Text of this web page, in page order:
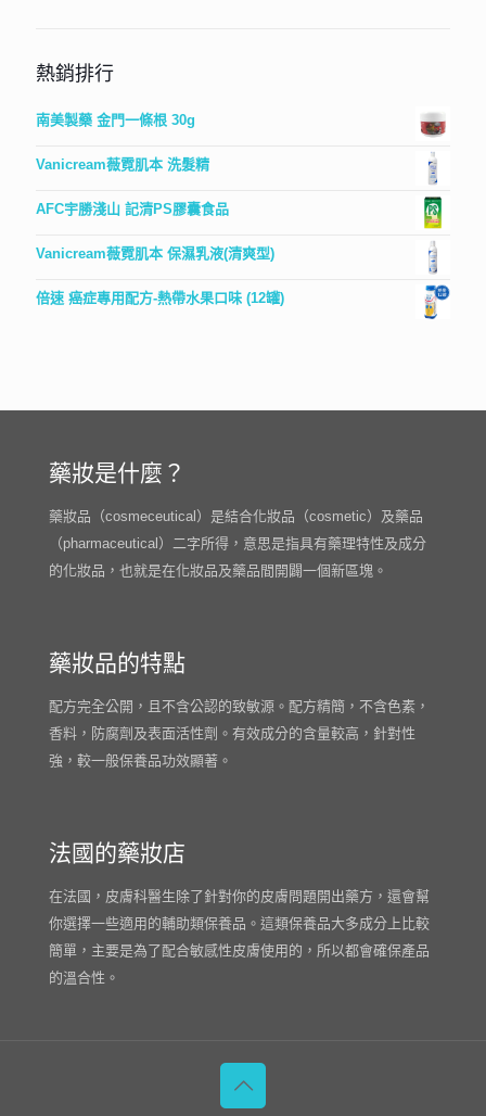
熱銷排行
南美製藥 金門一條根 30g
Vanicream薇霓肌本 洗髮精
AFC宇勝淺山 記清PS膠囊食品
Vanicream薇霓肌本 保濕乳液(清爽型)
倍速 癌症專用配方-熱帶水果口味 (12罐)
藥妝是什麼？
藥妝品（cosmeceutical）是結合化妝品（cosmetic）及藥品
（pharmaceutical）二字所得，意思是指具有藥理特性及成分
的化妝品，也就是在化妝品及藥品間開闢一個新區塊。
藥妝品的特點
配方完全公開，且不含公認的致敏源。配方精簡，不含色素，
香料，防腐劑及表面活性劑。有效成分的含量較高，針對性
強，較一般保養品功效顯著。
法國的藥妝店
在法國，皮膚科醫生除了針對你的皮膚問題開出藥方，還會幫
你選擇一些適用的輔助類保養品。這類保養品大多成分上比較
簡單，主要是為了配合敏感性皮膚使用的，所以都會確保產品
的溫合性。